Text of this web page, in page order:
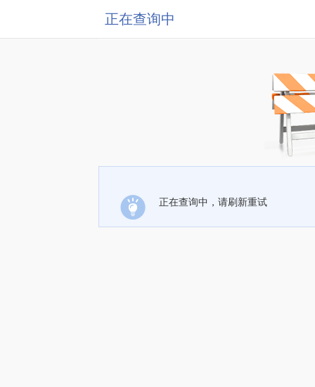
正在查询中
正在查询中，请刷新重试